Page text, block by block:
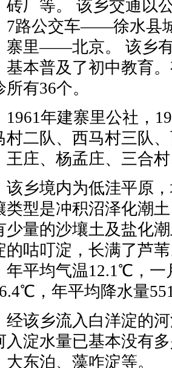
砖厂等。 该乡交通
7路公交车——徐水
寨里——北京。 该乡
基本普及了初中教育
所有36个。
年建寨里公社，
村二队、西马村三队
王庄、杨孟庄、三合
境内为低洼平原，
类型是冲积沼泽化潮
少量的沙壤土及盐化
的咕叮淀，长满了芦
年平均气温12.1℃，
，年平均降水量
乡流入白洋淀的河
入淀水量已基本没有
大东泊、藻咋淀等。